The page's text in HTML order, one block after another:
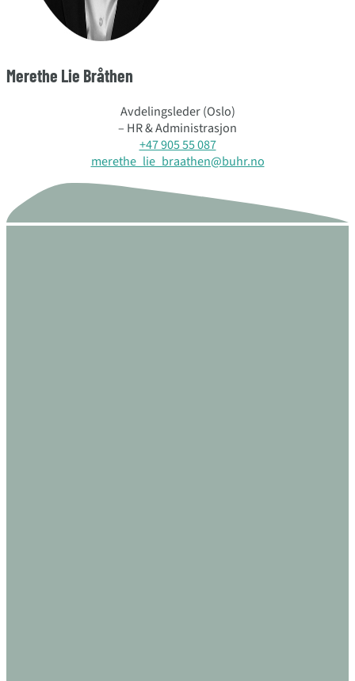
Merethe Lie Bråthen
Avdelingsleder (Oslo)
– HR & Administrasjon
+47 905 55 087
merethe_lie_braathen@buhr.no